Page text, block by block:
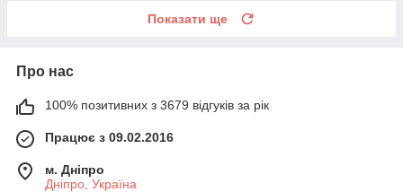
Показати ще
Про нас
100% позитивних з 3679 відгуків за рік
Працює з 09.02.2016
м. Дніпро
Дніпро, Україна